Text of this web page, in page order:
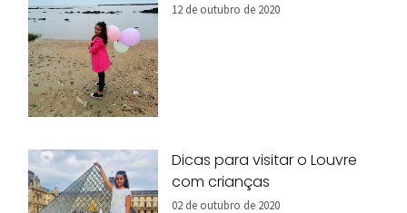
12 de outubro de 2020
Dicas para visitar o Louvre
com crianças
02 de outubro de 2020